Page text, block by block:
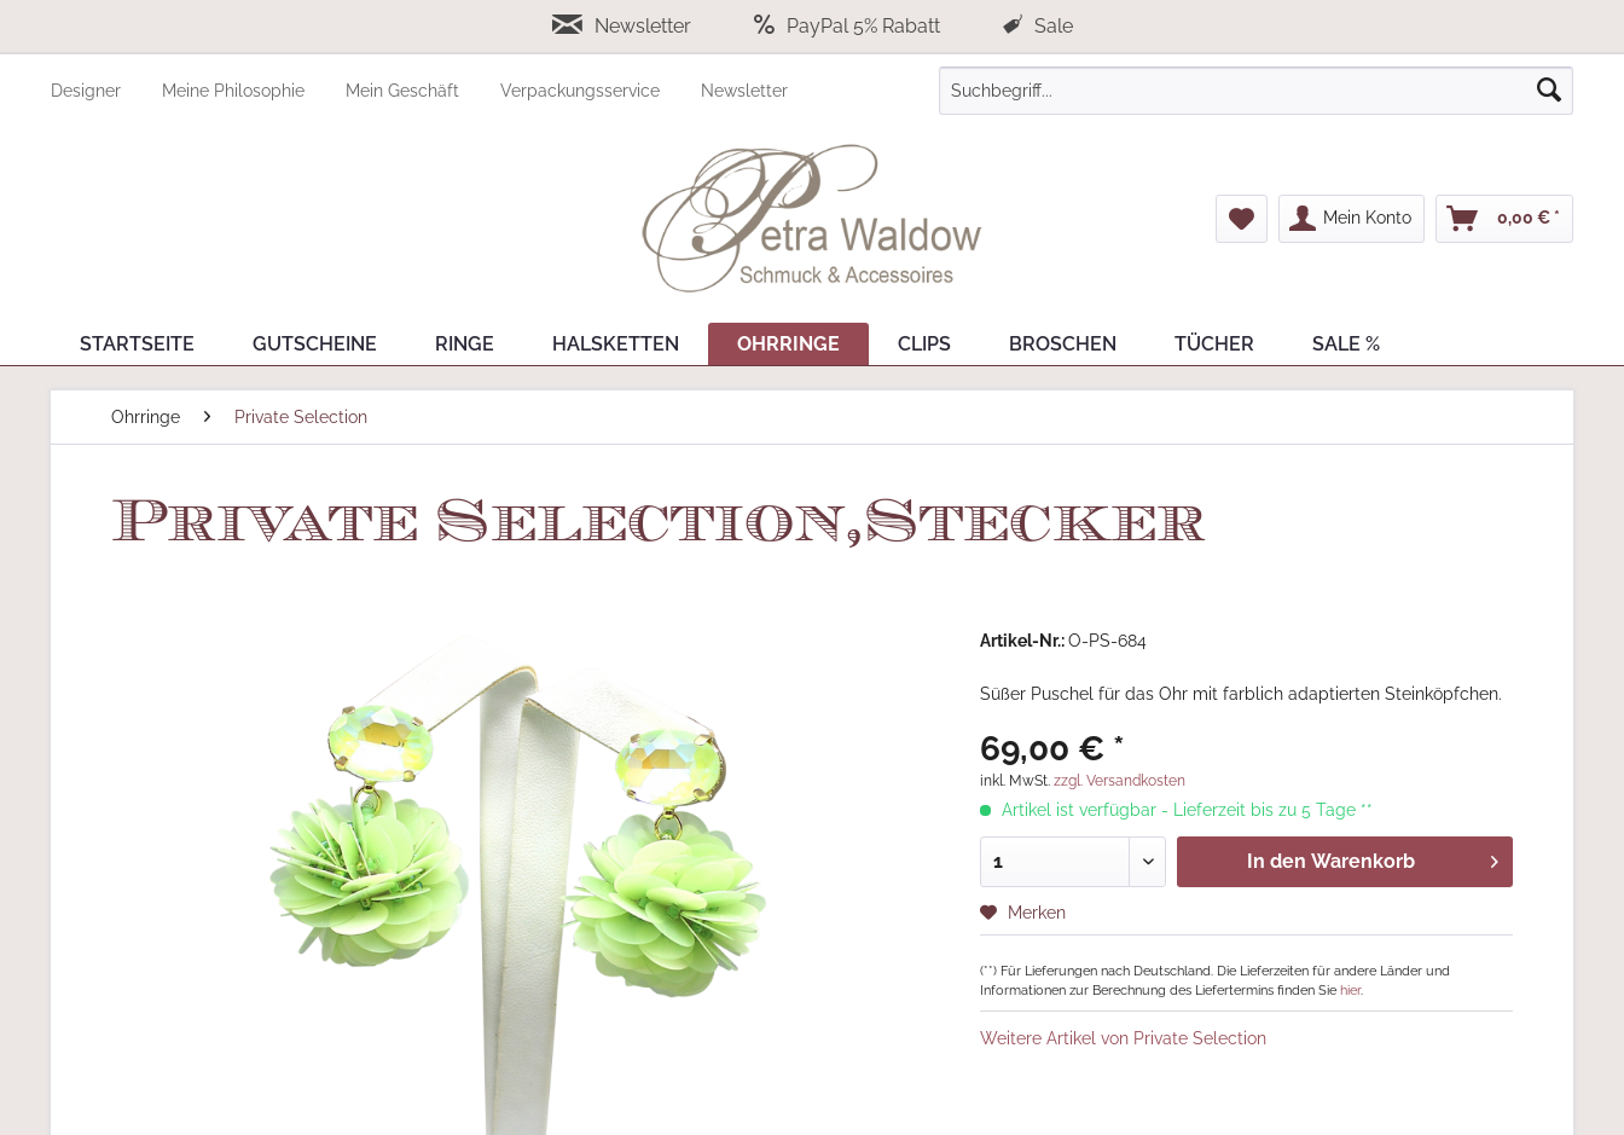
Newsletter PayPal 5% Rabatt Sale
Designer Meine Philosophie Mein Geschäft Verpackungsservice Newsletter
Mein Konto 0,00 € *
STARTSEITE GUTSCHEINE RINGE HALSKETTEN OHRRINGE CLIPS BROSCHEN TÜCHER SALE %
Ohrringe Private Selection
Private Selection,Stecker
Artikel-Nr.:O-PS-684
Süßer Puschel für das Ohr mit farblich adaptierten Steinköpfchen.
69,00 € *
inkl. MwSt.zzgl. Versandkosten
Artikel ist verfügbar - Lieferzeit bis zu 5 Tage **
In den Warenkorb
Merken
(**) Für Lieferungen nach Deutschland. Die Lieferzeiten für andere Länder und
Informationen zur Berechnung des Liefertermins finden Siehier.
Weitere Artikel von Private Selection